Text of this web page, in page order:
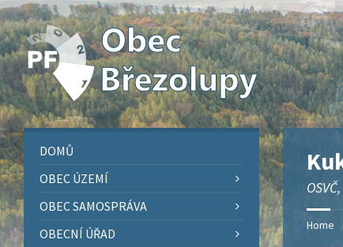
Skip
to
content
Skip
to
left
sidebar
Skip
to
right
sidebar
Skip
to
footer
Home /
DOMŮ
OBEC ÚZEMÍ
OBEC SAMOSPRÁVA
OBECNÍ ÚŘAD